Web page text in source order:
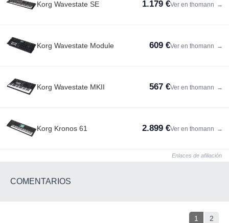
Korg Wavestate SE 1.179 €Ver en thomann →
Korg Wavestate Module 609 €Ver en thomann →
Korg Wavestate MKII 567 €Ver en thomann →
Korg Kronos 61 2.899 €Ver en thomann →
Enlaces de afiliación
COMENTARIOS
1 2